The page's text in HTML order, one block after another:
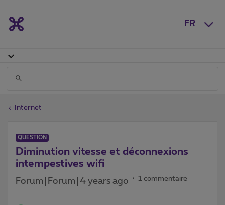
FR
Internet
QUESTION
Diminution vitesse et déconnexions
intempestives wifi
Forum|Forum|4 years ago 1 commentaire